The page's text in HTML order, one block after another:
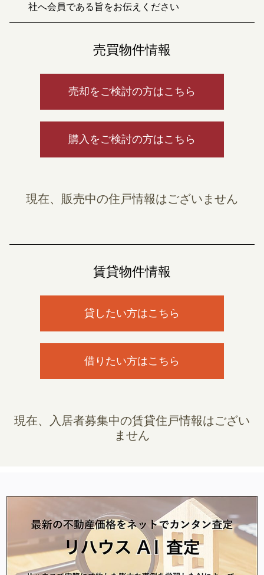
社へ会員である旨をお伝えください
売買物件情報
売却をご検討の方はこちら
購入をご検討の方はこちら
現在、販売中の住戸情報はございません
賃貸物件情報
貸したい方はこちら
借りたい方はこちら
現在、入居者募集中の賃貸住戸情報はござい
ません